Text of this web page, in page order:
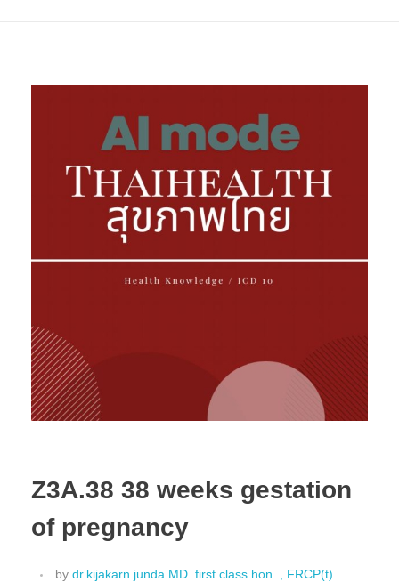
Z3A.38 38 weeks gestation
of pregnancy
by dr.kijakarn junda MD. first class hon. , FRCP(t)